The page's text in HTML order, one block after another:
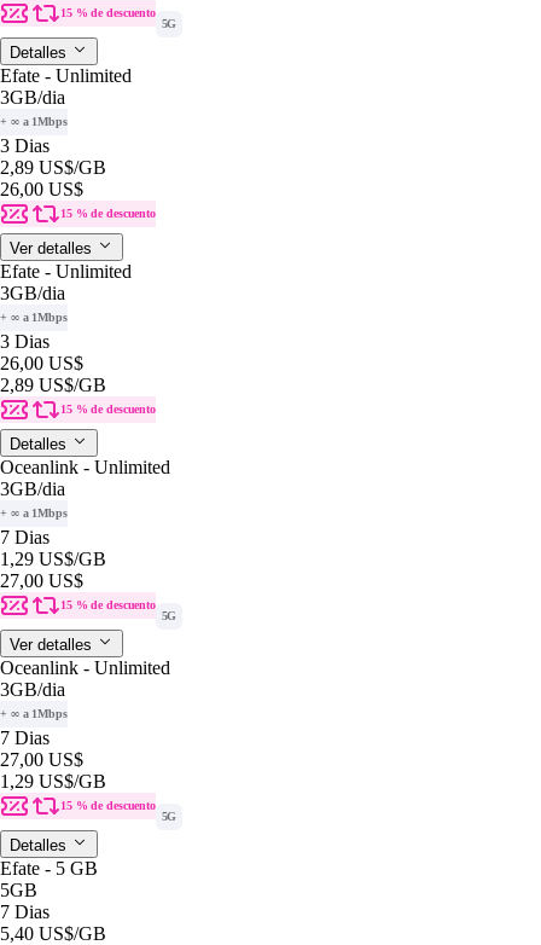
15 % de descuento
5G
Detalles
Efate - Unlimited
3GB/dia
+ ∞ a 1Mbps
3 Dias
2,89 US$/GB
26,00 US$
15 % de descuento
Ver detalles
Efate - Unlimited
3GB/dia
+ ∞ a 1Mbps
3 Dias
26,00 US$
2,89 US$/GB
15 % de descuento
Detalles
Oceanlink - Unlimited
3GB/dia
+ ∞ a 1Mbps
7 Dias
1,29 US$/GB
27,00 US$
15 % de descuento
5G
Ver detalles
Oceanlink - Unlimited
3GB/dia
+ ∞ a 1Mbps
7 Dias
27,00 US$
1,29 US$/GB
15 % de descuento
5G
Detalles
Efate - 5 GB
5GB
7 Dias
5,40 US$/GB